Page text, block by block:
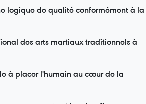
logique de qualité conformément à la
des arts martiaux traditionnels à
à placer l'humain au cœur de la